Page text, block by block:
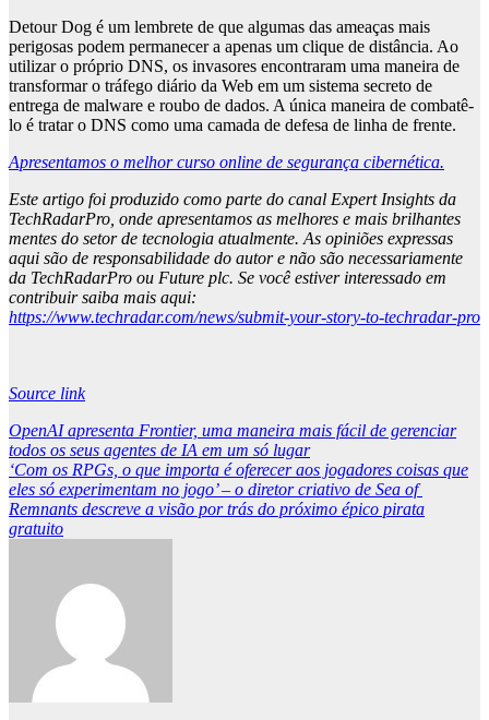
Detour Dog é um lembrete de que algumas das ameaças mais
perigosas podem permanecer a apenas um clique de distância. Ao
utilizar o próprio DNS, os invasores encontraram uma maneira de
transformar o tráfego diário da Web em um sistema secreto de
entrega de malware e roubo de dados. A única maneira de combatê-
lo é tratar o DNS como uma camada de defesa de linha de frente.
Apresentamos o melhor curso online de segurança cibernética.
Este artigo foi produzido como parte do canal Expert Insights da
TechRadarPro, onde apresentamos as melhores e mais brilhantes
mentes do setor de tecnologia atualmente. As opiniões expressas
aqui são de responsabilidade do autor e não são necessariamente
da TechRadarPro ou Future plc. Se você estiver interessado em
contribuir saiba mais aqui:
https://www.techradar.com/news/submit-your-story-to-techradar-pro
Source link
Post
navigation
OpenAI apresenta Frontier, uma maneira mais fácil de gerenciar
todos os seus agentes de IA em um só lugar
‘Com os RPGs, o que importa é oferecer aos jogadores coisas que
eles só experimentam no jogo’ – o diretor criativo de Sea of ​​​​
Remnants descreve a visão por trás do próximo épico pirata
gratuito